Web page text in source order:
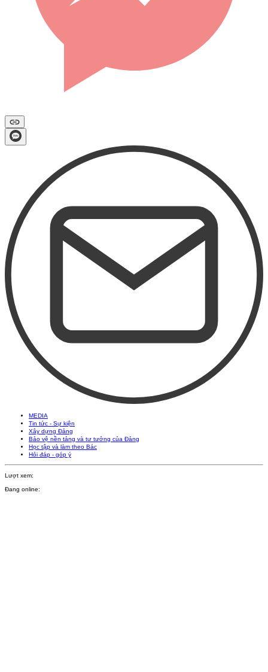
MEDIA
Tin tức - Sự kiện
Xây dựng Đảng
Bảo vệ nền tảng và tư tưởng của Đảng
Học tập và làm theo Bác
Hỏi đáp - góp ý
Lượt xem:
Đang online: